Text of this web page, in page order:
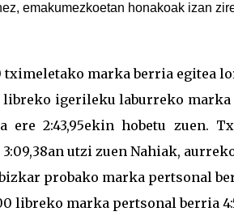
emakumezkoetan honakoak izan
marka berria egitea
igerileku laburreko marka
ere 2:43,95ekin hobetu zuen.
utzi zuen Nahiak,
probako marka pertsonal
libreko marka pertsonal berria